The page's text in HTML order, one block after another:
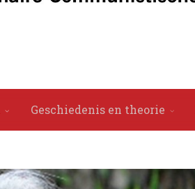
Geschiedenis en theorie